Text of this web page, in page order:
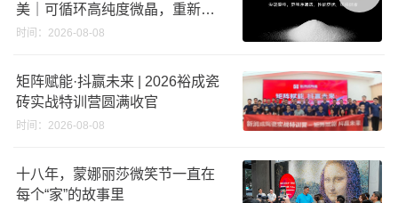
美｜可循环高纯度微晶，重新定
义高端奢石原料
时间：2026-08-08
矩阵赋能·抖赢未来 | 2026裕成瓷
砖实战特训营圆满收官
时间：2026-08-08
十八年，蒙娜丽莎微笑节一直在
每个“家”的故事里